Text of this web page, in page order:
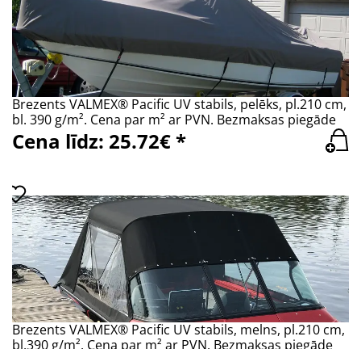
Brezents VALMEX® Pacific UV stabils, pelēks, pl.210 cm,
bl. 390 g/m². Cena par m² ar PVN. Bezmaksas piegāde
Cena līdz: 25.72€ *
Brezents VALMEX® Pacific UV stabils, melns, pl.210 cm,
bl.390 g/m². Cena par m² ar PVN. Bezmaksas piegāde